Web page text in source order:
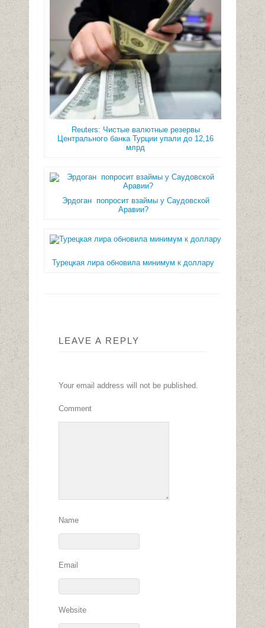
Reuters: Чистые валютные резервы
Центрального банка Турции упали до 12,16
млрд
Эрдоган попросит взаймы у Саудовской
Аравии?
Турецкая лира обновила минимум к доллару
LEAVE A REPLY
Your email address will not be published.
Comment
Name
Email
Website